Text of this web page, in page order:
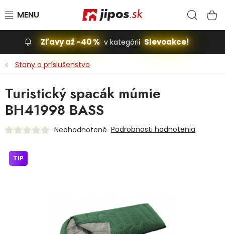
Slevoakce
Stavba, dom
Dielňa
Príslušenstvo pre automobily
Zľavy až -40 % v kategórii Slevoakce!
Stany a príslušenstvo
Turistický spacák múmie
BH41998 BASS
Neohodnotené Podrobnosti hodnotenia
TIP